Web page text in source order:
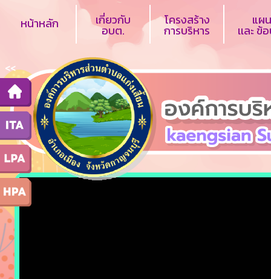
<<
หน้าหลัก เกี่ยวกับ
อบต.
โครงสร้าง
การบริหาร
แผ
เเละ